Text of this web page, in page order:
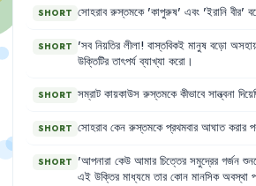
SHORT সোহরাব রুস্তমকে 'কাপুরুষ' এবং 'ইরানি বীর'
SHORT 'সব নিয়তির লীলা! বাস্তবিকই মানুষ বড়ো
উক্তিটির তাৎপর্য ব্যাখ্যা করো ।
SHORT সম্রাট কায়কাউস রুস্তমকে কীভাবে সান্ত্বনা
SHORT সোহরাব কেন রুস্তমকে প্রথমবার আঘাত করার
SHORT 'আপনারা কেউ আমার চিত্তের সমুদ্রের গর্জন
এই উক্তির মাধ্যমে তার কোন মানসিক অবস্থা